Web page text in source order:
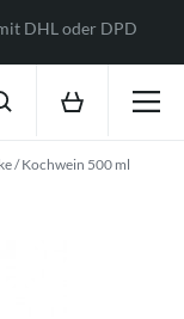
DHL oder DPD
/ Kochwein 500 ml